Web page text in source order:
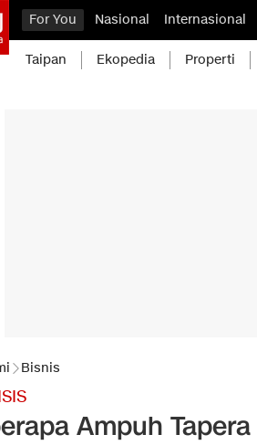
For You Nasional Internasional
Taipan Ekopedia Properti
Bisnis
Ampuh